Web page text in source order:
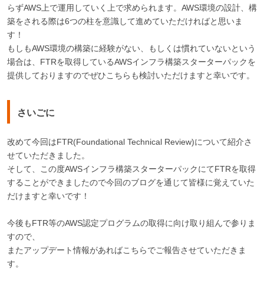
らずAWS上で運用していく上で求められます。AWS環境の設計、構
築をされる際は6つの柱を意識して進めていただければと思いま
す！
もしもAWS環境の構築に経験がない、もしくは慣れていないという
場合は、FTRを取得しているAWSインフラ構築スターターパックを
提供しておりますのでぜひこちらも検討いただけますと幸いです。
さいごに
改めて今回はFTR(Foundational Technical Review)について紹介さ
せていただきました。
そして、この度AWSインフラ構築スターターパックにてFTRを取得
することができましたので今回のブログを通じて皆様に覚えていた
だけますと幸いです！
今後もFTR等のAWS認定プログラムの取得に向け取り組んで参りま
すので、
またアップデート情報があればこちらでご報告させていただきま
す。